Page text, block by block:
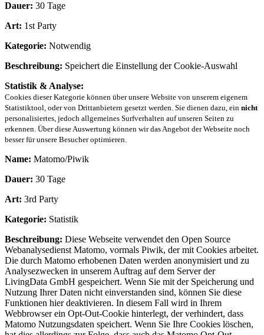
Dauer: 30 Tage
Art: 1st Party
Kategorie: Notwendig
Beschreibung: Speichert die Einstellung der Cookie-Auswahl
Statistik & Analyse:
Cookies dieser Kategorie können über unsere Website von unserem eigenem
Statistiktool, oder von Drittanbietern gesetzt werden. Sie dienen dazu, ein nicht
personalisiertes, jedoch allgemeines Surfverhalten auf unseren Seiten zu
erkennen. Über diese Auswertung können wir das Angebot der Webseite noch
besser für unsere Besucher optimieren.
Name: Matomo/Piwik
Dauer: 30 Tage
Art: 3rd Party
Kategorie: Statistik
Beschreibung: Diese Webseite verwendet den Open Source
Webanalysedienst Matomo, vormals Piwik, der mit Cookies arbeitet.
Die durch Matomo erhobenen Daten werden anonymisiert und zu
Analysezwecken in unserem Auftrag auf dem Server der
LivingData GmbH gespeichert. Wenn Sie mit der Speicherung und
Nutzung Ihrer Daten nicht einverstanden sind, können Sie diese
Funktionen hier deaktivieren. In diesem Fall wird in Ihrem
Webbrowser ein Opt-Out-Cookie hinterlegt, der verhindert, dass
Matomo Nutzungsdaten speichert. Wenn Sie Ihre Cookies löschen,